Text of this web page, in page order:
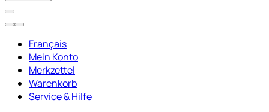
Français
Mein Konto
Merkzettel
Warenkorb
Service & Hilfe